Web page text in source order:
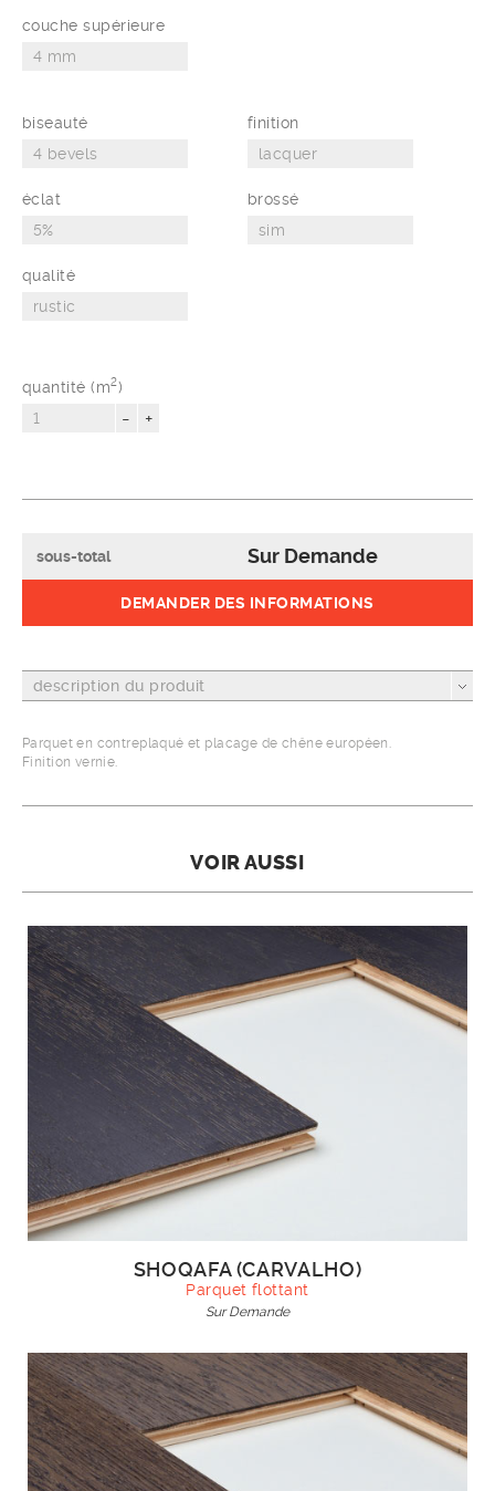
couche supérieure
biseauté finition
éclat brossé
qualité
quantité (m2)
- +
sous-total Sur Demande
DEMANDER DES INFORMATIONS
description du produit
Parquet en contreplaqué et placage de chêne européen.
Finition vernie.
VOIR AUSSI
SHOQAFA (CARVALHO)
Parquet flottant
Sur Demande